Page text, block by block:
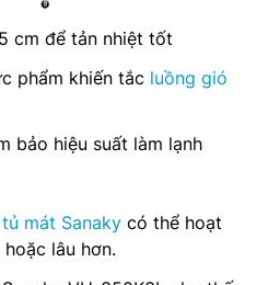
cm để tản nhiệt tốt
phẩm khiến tắc luồng gió
bảo hiệu suất làm lạnh
tủ mát Sanaky có thể hoạt
lâu hơn.